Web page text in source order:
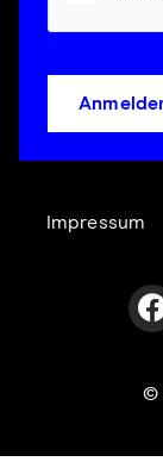
Impressum
©